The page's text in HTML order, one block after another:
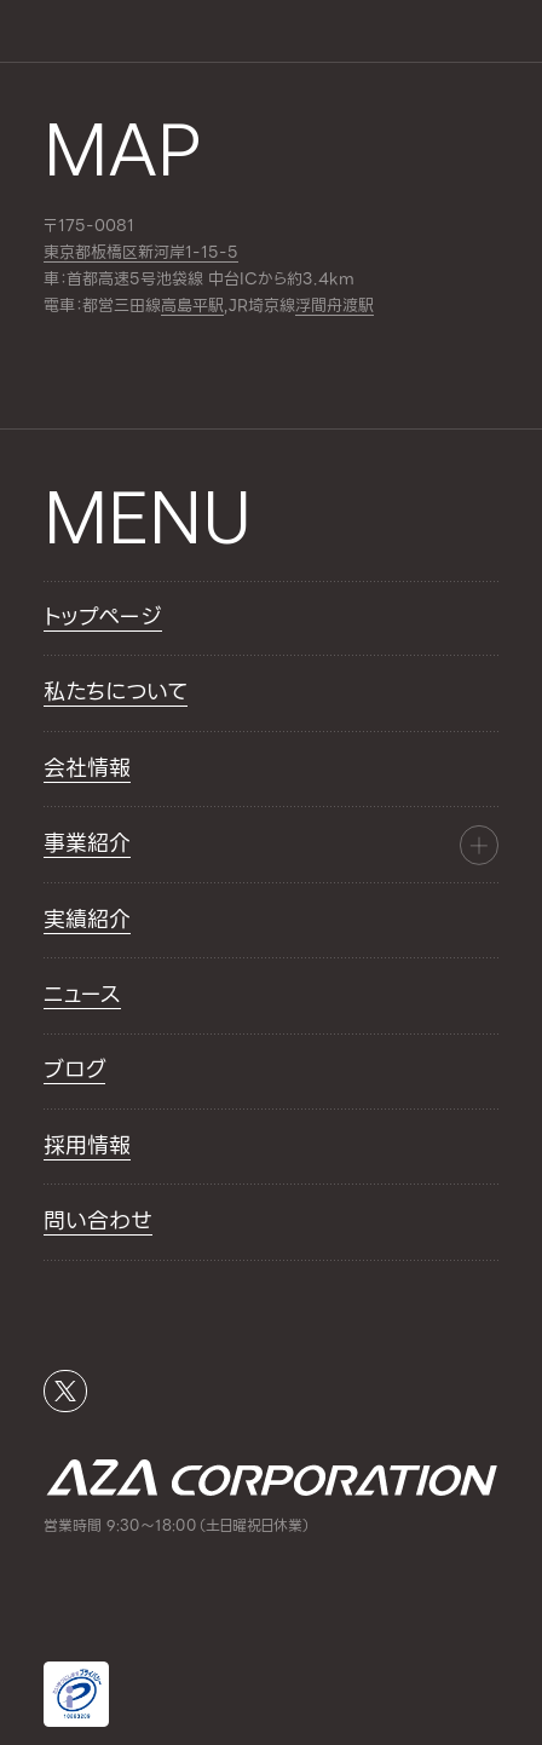
MAP
〒175-0081
東京都板橋区新河岸1-15-5
車：首都高速5号池袋線 中台ICから約3.4km
電車：都営三田線高島平駅,JR埼京線浮間舟渡駅
MENU
トップページ
私たちについて
会社情報
事業紹介
実績紹介
ニュース
ブログ
採用情報
問い合わせ
営業時間 9:30～18:00（土日曜祝日休業）